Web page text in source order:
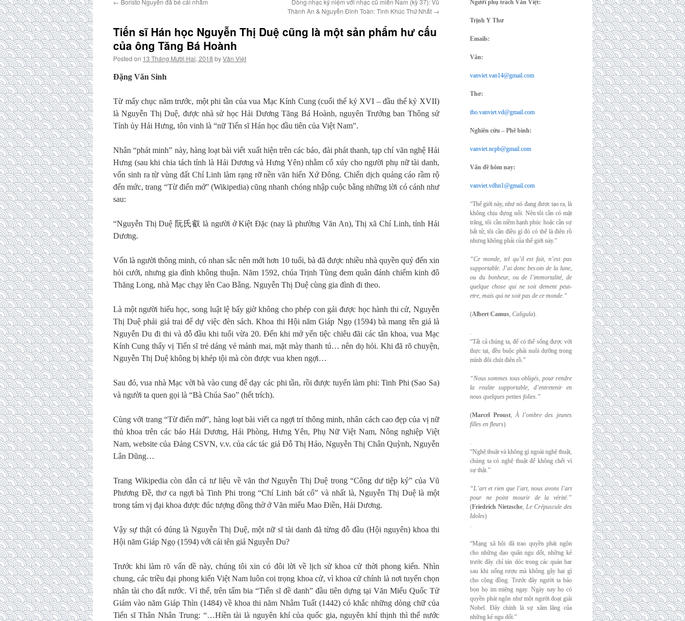
← Boristo Nguyễn đã bé cái nhầm
Dòng nhạc kỷ niệm với nhạc cũ miền Nam (kỳ 37): Vũ
Thành An & Nguyễn Đình Toàn: Tình Khúc Thứ Nhất →
Tiến sĩ Hán học Nguyễn Thị Duệ cũng là một sản phẩm hư cấu
của ông Tăng Bá Hoành
Posted on 13 Tháng Mười Hai, 2018 byVăn Việt
Đặng Văn Sinh
Từ mấy chục năm trước, một phi tần của vua Mạc Kính Cung (cuối thế kỷ XVI – đầu thế kỷ XVII)
là Nguyễn Thị Duệ, được nhà sử học Hải Dương Tăng Bá Hoành, nguyên Trưởng ban Thông sử
Tỉnh ủy Hải Hưng, tôn vinh là “nữ Tiến sĩ Hán học đầu tiên của Việt Nam”.
Nhân “phát minh” này, hàng loạt bài viết xuất hiện trên các báo, đài phát thanh, tạp chí văn nghệ Hải
Hưng (sau khi chia tách tỉnh là Hải Dương và Hưng Yên) nhằm cổ xúy cho người phụ nữ tài danh,
vốn sinh ra từ vùng đất Chí Linh làm rạng rỡ nền văn hiến Xứ Đông. Chiến dịch quảng cáo rầm rộ
đến mức, trang “Từ điển mở” (Wikipedia) cũng nhanh chóng nhập cuộc bằng những lời có cánh như
sau:
“Nguyễn Thị Duệ 阮氏叡 là người ở Kiệt Đặc (nay là phường Văn An), Thị xã Chí Linh, tỉnh Hải
Dương.
Vốn là người thông minh, có nhan sắc nên mới hơn 10 tuổi, bà đã được nhiều nhà quyền quý đến xin
hỏi cưới, nhưng gia đình không thuận. Năm 1592, chúa Trịnh Tùng đem quân đánh chiếm kinh đô
Thăng Long, nhà Mạc chạy lên Cao Bằng. Nguyễn Thị Duệ cùng gia đình đi theo.
Là một người hiếu học, song luật lệ bấy giờ không cho phép con gái được học hành thi cử, Nguyễn
Thị Duệ phải giả trai để dự việc đèn sách. Khoa thi Hội năm Giáp Ngọ (1594) bà mang tên giả là
Nguyễn Du đi thi và đỗ đầu khi tuổi vừa 20. Đến khi mở yến tiệc chiêu đãi các tân khoa, vua Mạc
Kính Cung thấy vị Tiến sĩ trẻ dáng vẻ mảnh mai, mặt mày thanh tú… nên dọ hỏi. Khi đã rõ chuyện,
Nguyễn Thị Duệ không bị khép tội mà còn được vua khen ngợi…
Sau đó, vua nhà Mạc vời bà vào cung để dạy các phi tần, rồi được tuyển làm phi: Tinh Phi (Sao Sa)
và người ta quen gọi là “Bà Chúa Sao” (hết trích).
Cùng với trang “Từ điển mở”, hàng loạt bài viết ca ngợi trí thông minh, nhân cách cao đẹp của vị nữ
thủ khoa trên các báo Hải Dương, Hải Phòng, Hưng Yên, Phụ Nữ Việt Nam, Nông nghiệp Việt
Nam, website của Đảng CSVN, v.v. của các tác giả Đỗ Thị Hảo, Nguyễn Thị Chân Quỳnh, Nguyễn
Lân Dũng…
Trang Wikipedia còn dẫn cả tư liệu về văn thơ Nguyễn Thị Duệ trong “Công dư tiệp ký” của Vũ
Phương Đề, thơ ca ngợi bà Tinh Phi trong “Chí Linh bát cổ” và nhất là, Nguyễn Thị Duệ là một
trong tám vị đại khoa được đúc tượng đồng thờ ở Văn miếu Mao Điền, Hải Dương.
Vậy sự thật có đúng là Nguyễn Thị Duệ, một nữ sĩ tài danh đã từng đỗ đầu (Hội nguyên) khoa thi
Hội năm Giáp Ngọ (1594) với cái tên giả Nguyễn Du?
Trước khi làm rõ vấn đề này, chúng tôi xin có đôi lời về lịch sử khoa cử thời phong kiến. Nhìn
chung, các triều đại phong kiến Việt Nam luôn coi trọng khoa cử, vì khoa cử chính là nơi tuyển chọn
nhân tài cho đất nước. Vì thế, trên tấm bia “Tiến sĩ đề danh” đầu tiên dựng tại Văn Miếu Quốc Tử
Giám vào năm Giáp Thìn (1484) về khoa thi năm Nhâm Tuất (1442) có khắc những dòng chữ của
Tiến sĩ Thân Nhân Trung: “…Hiền tài là nguyên khí của quốc gia, nguyên khí thịnh thì thế nước
Người phụ trách Văn Việt:
Trịnh Y Thư
Emails:
Văn:
vanviet.van14@gmail.com
Thơ:
tho.vanviet.vd@gmail.com
Nghiên cứu – Phê bình:
vanviet.ncpb@gmail.com
Vấn đề hôm nay:
vanviet.vdhn1@gmail.com
“Thế giới này, như nó đang được tạo ra, là
không chịu đựng nổi. Nên tôi cần có mặt
trăng, tôi cần niềm hạnh phúc hoặc cần sự
bất tử, tôi cần điều gì đó có thể là điên rồ
nhưng không phải của thế giới này.”
“Ce monde, tel qu’il est fait, n’est pas
supportable. J’ai donc besoin de la lune,
ou du bonheur, ou de l’immortalité, de
quelque chose qui ne soit dement peut-
etre, mais qui ne soit pas de ce monde.”
(Albert Camus, Caligula).
.
“Tất cả chúng ta, để có thể sống được với
thực tại, đều buộc phải nuôi dưỡng trong
mình đôi chút điên rồ.”
“Nous sommes tous obligés, pour rendre
la realite supportable, d’entretenir en
nous quelques petites folies.”
(Marcel Proust,À l’ombre des jeunes
filles en fleurs)
.
“Nghệ thuật và không gì ngoài nghệ thuật,
chúng ta có nghệ thuật để không chết vì
sự thật.”
“L’art et rien que l’art, nous avons l’art
pour ne point mourir de la vérité.”
(Friedrich Nietzsche, Le Crépuscule des
Idoles)
.
“Mạng xã hội đã trao quyền phát ngôn
cho những đạo quân ngu dốt, những kẻ
trước đây chỉ tán dóc trong các quán bar
sau khi uống rượu mà không gây hại gì
cho cộng đồng. Trước đây người ta bảo
bọn họ im miệng ngay. Ngày nay họ có
quyền phát ngôn như một người đoạt giải
Nobel. Đây chính là sự xâm lăng của
những kẻ ngu dốt.”